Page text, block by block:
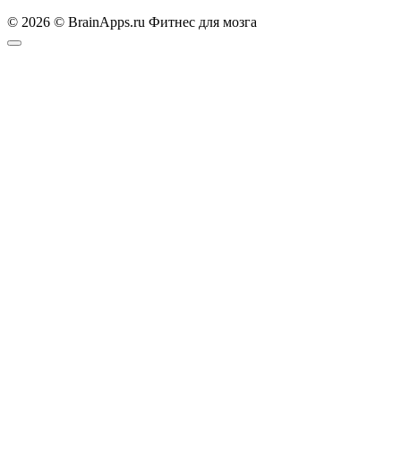
© 2026 © BrainApps.ru Фитнес для мозга